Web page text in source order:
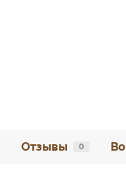
Отзывы 0